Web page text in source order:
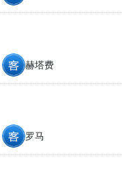
赫塔费
罗马